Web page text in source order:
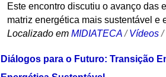
Este encontro discutiu o avanço das
matriz energética mais sustentável e
Localizado em MIDIATECA /Vídeos /
Diálogos para o Futuro: Transição